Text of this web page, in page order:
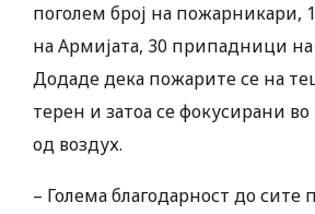
поголем број на
на Армијата, 30 припадници на
Додаде дека пожарите се на
терен и затоа се фокусирани
од воздух.
– Голема благодарност до сите